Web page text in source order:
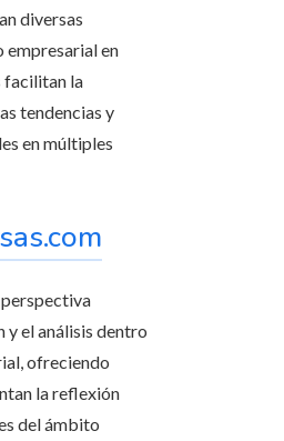
diversas
empresarial en
facilitan la
tendencias y
en múltiples
y el análisis dentro
ofreciendo
la reflexión
del ámbito